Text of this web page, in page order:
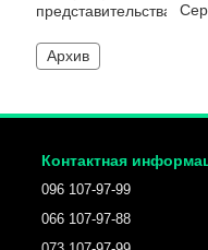
Архив
Контактная
096 107-97-99
066 107-97-88